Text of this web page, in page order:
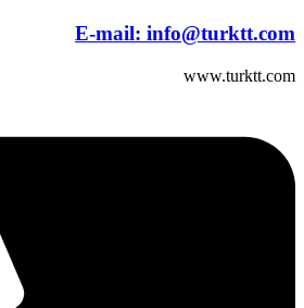
E-mail: info@turktt.com
www.turktt.com